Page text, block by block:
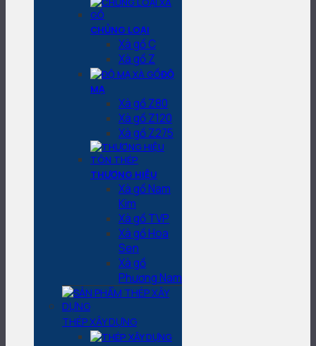
CHỦNG LOẠI
Xà gồ C
Xà gồ Z
ĐỘ
MẠ
Xà gồ Z80
Xà gồ Z120
Xà gồ Z275
THƯƠNG HIỆU
Xà gồ Nam
Kim
Xà gồ TVP
Xà gồ Hoa
Sen
Xà gồ
Phương Nam
THÉP XÂY DỰNG